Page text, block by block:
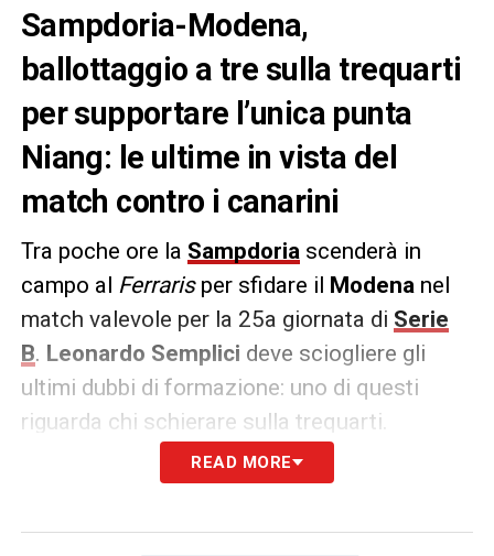
Sampdoria-Modena,
ballottaggio a tre sulla trequarti
per supportare l’unica punta
Niang: le ultime in vista del
match contro i canarini
Tra poche ore la Sampdoriascenderà in
campo al Ferrarisper sfidare il Modenanel
match valevole per la 25a giornata di Serie
B. Leonardo Semplici deve sciogliere gli
ultimi dubbi di formazione: uno di questi
riguarda chi schierare sulla trequarti.
Secondo quanto riportato dall’edizione
READ MORE